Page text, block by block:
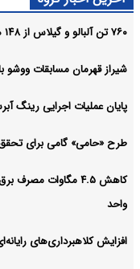
۷۶۰ تن آلبالو و گیلاس از ۱۴۸ هکتار باغ فارس برداشت شد
شیراز قهرمان مسابقات ووشو
پایان عملیات اجرایی رینگ
طرح «حامی» گامی برای
واحد
افزایش کلاهبرداری‌های